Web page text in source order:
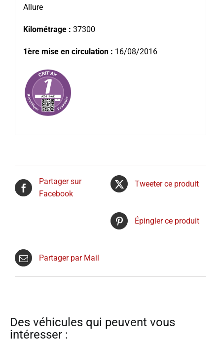
Allure
Kilométrage : 37300
1ère mise en circulation : 16/08/2016
Partager sur
Facebook
Tweeter ce produit
Épingler ce produit
Partager par Mail